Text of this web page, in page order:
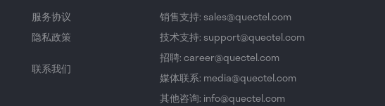
服务协议
隐私政策
联系我们
销售支持: sales@quectel.com
技术支持: support@quectel.com
招聘: career@quectel.com
媒体联系: media@quectel.com
其他咨询: info@quectel.com